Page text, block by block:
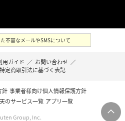
不審なメールやSMSについて
用ガイド ／ お問い合わせ ／
特定商取引法に基づく表記
針 事業者様向け個人情報保護方針
のサービス一覧 アプリ一覧
Group, Inc.